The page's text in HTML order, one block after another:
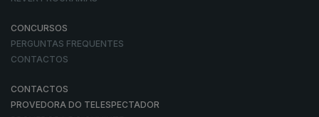
CONCURSOS
PERGUNTAS FREQUENTES
CONTACTOS
CONTACTOS
PROVEDORA DO TELESPECTADOR